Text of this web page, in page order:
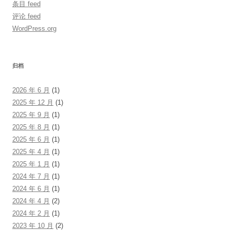
条目 feed
评论 feed
WordPress.org
归档
2026 年 6 月 (1)
2025 年 12 月 (1)
2025 年 9 月 (1)
2025 年 8 月 (1)
2025 年 6 月 (1)
2025 年 4 月 (1)
2025 年 1 月 (1)
2024 年 7 月 (1)
2024 年 6 月 (1)
2024 年 4 月 (2)
2024 年 2 月 (1)
2023 年 10 月 (2)